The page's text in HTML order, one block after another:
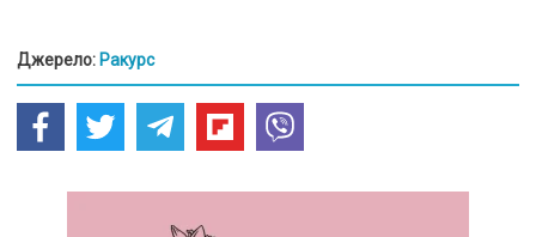
Джерело: Ракурс